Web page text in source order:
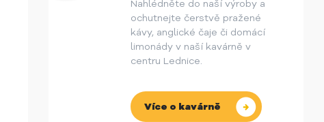
Nahlédněte do naší výroby a
ochutnejte čerstvě pražené
kávy, anglické čaje či domácí
limonády v naší kavárně v
centru Lednice.
Více o kavárně